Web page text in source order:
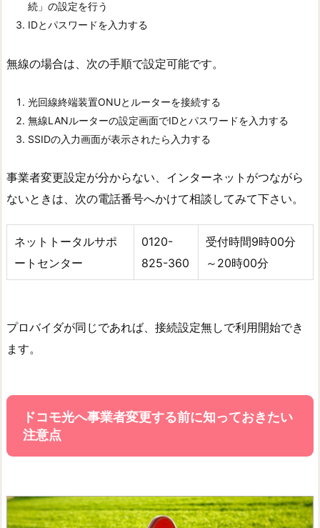
続」の設定を行う
IDとパスワードを入力する
無線の場合は、次の手順で設定可能です。
光回線終端装置ONUとルーターを接続する
無線LANルーターの設定画面でIDとパスワードを入力する
SSIDの入力画面が表示されたら入力する
事業者変更設定が分からない、インターネットがつながら
ないときは、次の電話番号へかけて相談してみて下さい。
ネットトータルサポ
ートセンター
0120-
825-360
受付時間9時00分
～20時00分
プロバイダが同じであれば、接続設定無しで利用開始でき
ます。
ドコモ光へ事業者変更する前に知っておきたい
注意点